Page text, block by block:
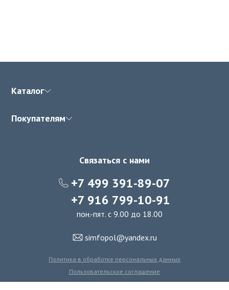
Каталог
Покупателям
Связаться с нами
+7 499 391-89-07
+7 916 799-10-91
пон.-пят. с 9.00 до 18.00
simfopol@yandex.ru
Политика в обработке персональных данных
Пользовательское соглашение
Политика использования файлов cookie